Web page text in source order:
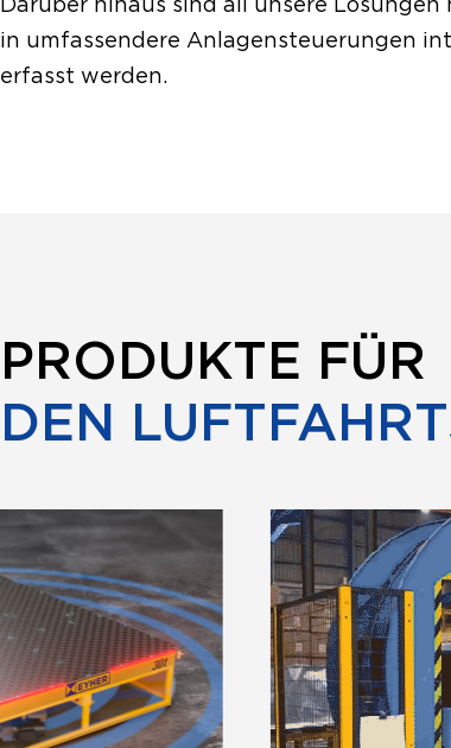
Darüber hinaus sind all unsere
in umfassendere Anlagensteuerungen
erfasst werden.
PRODUKTE FÜR
DEN